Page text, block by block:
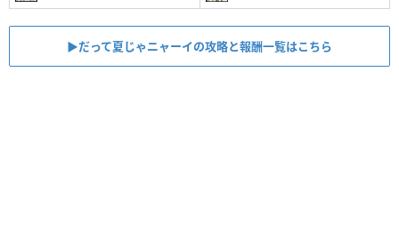
▶︎だって夏じゃニャーイの攻略と報酬一覧はこちら